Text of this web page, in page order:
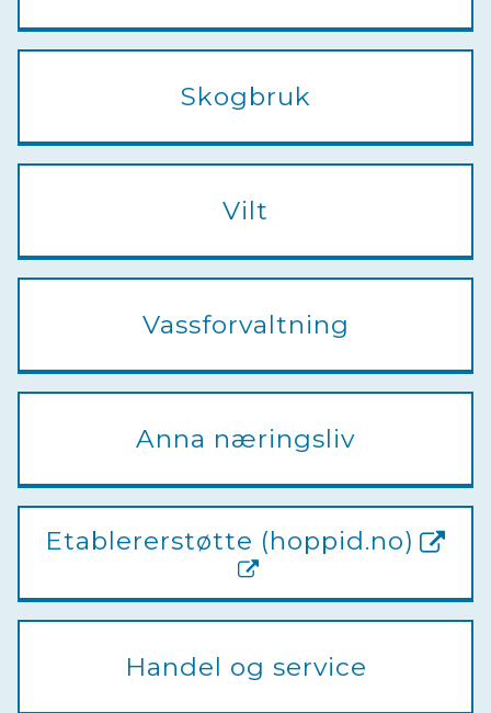
Skogbruk
Vilt
Vassforvaltning
Anna næringsliv
Etablererstøtte (hoppid.no)
Handel og service